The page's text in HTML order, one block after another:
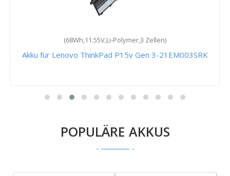
(68Wh,11.55V,Li-Polymer,3 Zellen)
Akku für Lenovo ThinkPad P15v Gen 3-21EM003SRK
POPULÄRE AKKUS